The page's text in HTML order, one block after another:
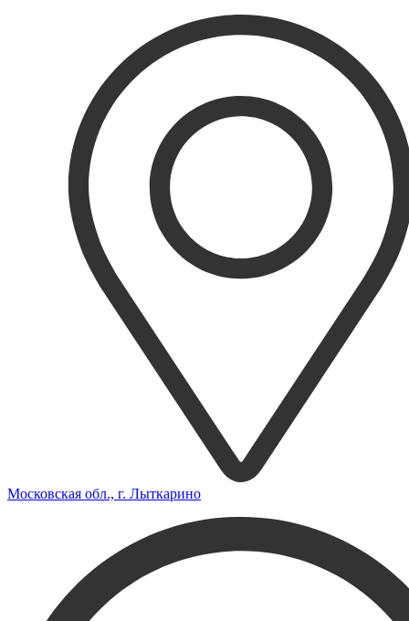
Московская обл., г. Лыткарино